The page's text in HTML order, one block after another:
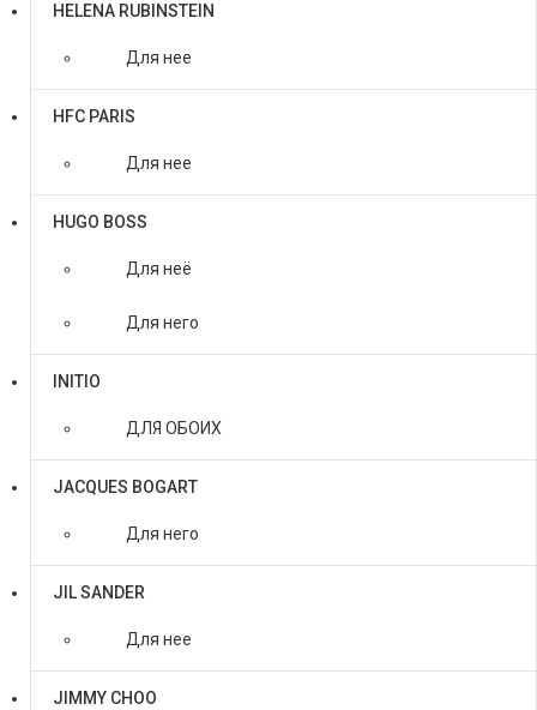
HELENA RUBINSTEIN
Для нее
HFC PARIS
Для нее
HUGO BOSS
Для неё
Для него
INITIO
ДЛЯ ОБОИХ
JACQUES BOGART
Для него
JIL SANDER
Для нее
JIMMY CHOO